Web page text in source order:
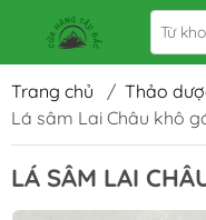
Trang chủ / Thảo
Lá sâm Lai Châu khô
LÁ SÂM LAI